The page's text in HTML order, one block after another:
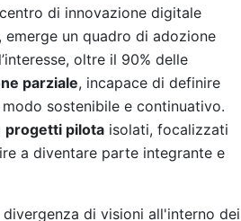
di innovazione digitale
un quadro di adozione
oltre il 90% delle
parziale, incapace di definire
sostenibile e continuativo.
progetti pilota isolati, focalizzati
a diventare parte integrante e
di visioni all'interno dei